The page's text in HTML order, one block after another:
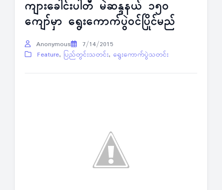
ကျားခေါင်းပါတီ မဲဆန္ဒနယ် ၁၅၀
ကျော်မှာ ရွေးကောက်ပွဲဝင်ပြိုင်မည်
Anonymous
7/14/2015
Feature, ပြည်တွင်းသတင်း, ရွေးကောက်ပွဲသတင်း